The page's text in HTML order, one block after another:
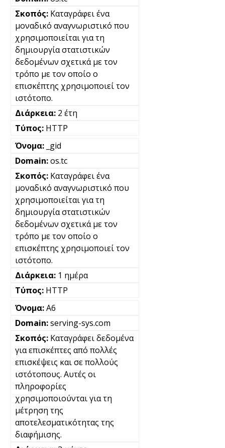
Καταγράφει ένα
μοναδικό αναγνωριστικό που
χρησιμοποιείται για τη
δημιουργία στατιστικών
δεδομένων σχετικά με τον
τρόπο με τον οποίο ο
επισκέπτης χρησιμοποιεί τον
ιστότοπο.
2 έτη
HTTP
_gid
os.tc
Καταγράφει ένα
μοναδικό αναγνωριστικό που
χρησιμοποιείται για τη
δημιουργία στατιστικών
δεδομένων σχετικά με τον
τρόπο με τον οποίο ο
επισκέπτης χρησιμοποιεί τον
ιστότοπο.
1 ημέρα
HTTP
A6
serving-sys.com
Καταγράφει δεδομένα
για επισκέπτες από πολλές
επισκέψεις και σε πολλούς
ιστότοπους. Αυτές οι
πληροφορίες
χρησιμοποιούνται για τη
μέτρηση της
αποτελεσματικότητας της
διαφήμισης.